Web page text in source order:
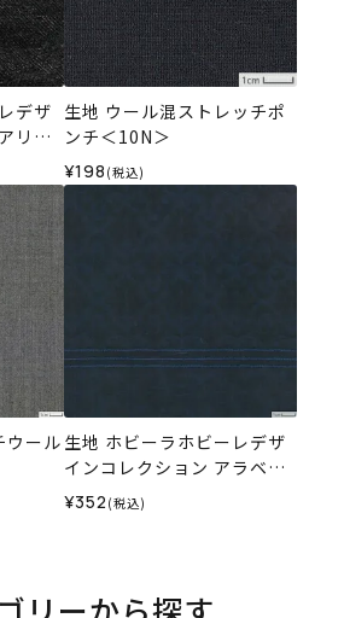
デザ
リー
＞
生地 ウール混ストレッチポ
ンチ＜10N＞
¥198 (税込)
ウール 生地 ホビーラホビーレデザ
インコレクション アラベス
クジャカード＜1N＞
¥352 (税込)